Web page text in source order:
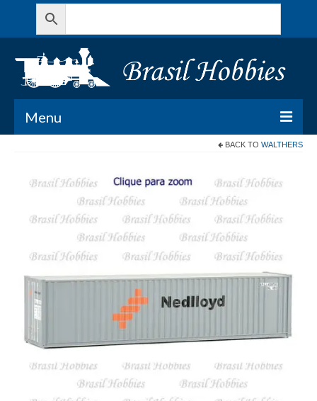
Menu
Meu Carrinho
Minha conta
BACK TO WALTHERS